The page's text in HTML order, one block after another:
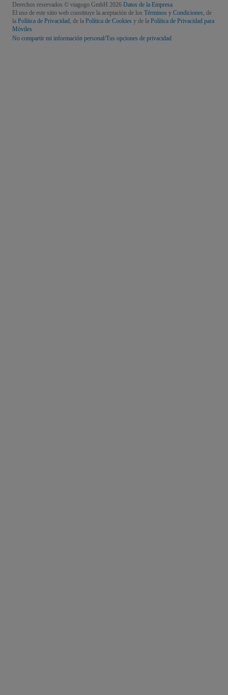
Derechos reservados © viagogo GmbH 2026 Datos de la Empresa
El uso de este sitio web constituye la aceptación de los Términos y Condiciones, de
la Política de Privacidad, de la Política de Cookies y de la Política de Privacidad para
Móviles
No compartir mi información personal/Tus opciones de privacidad